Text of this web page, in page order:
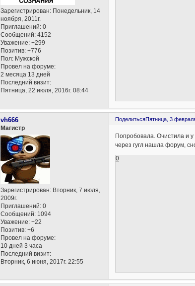
Зарегистрирован: Понедельник, 14
ноября, 2011г.
Приглашений: 0
Сообщений: 4152
Уважение: +299
Позитив: +776
Пол: Мужской
Провел на форуме:
2 месяца 13 дней
Последний визит:
Пятница, 22 июля, 2016г. 08:44
ПоделитьсяПятница, 3
vh666
Магистр
Зарегистрирован: Вторник, 7 июля,
2009г.
Приглашений: 0
Сообщений: 1094
Уважение: +22
Позитив: +6
Провел на форуме:
10 дней 3 часа
Последний визит:
Вторник, 6 июня, 2017г. 22:55
Попробовала. Очистила и
через гугл нашла форум,
0